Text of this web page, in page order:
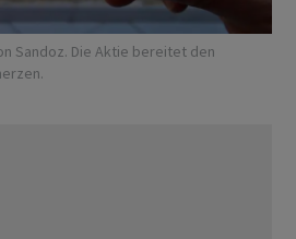
Sandoz. Die Aktie bereitet den